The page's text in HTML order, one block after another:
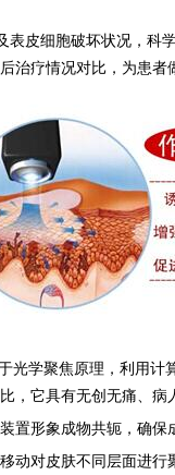
细胞破坏状况，科
治疗情况对比，为患者
学聚焦原理，利用计
它具有无创无痛、病
形象成物共轭，确保
对皮肤不同层面进行